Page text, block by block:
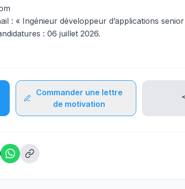
: « Ingénieur développeur d’applications
: 06 juillet 2026.
Commander une lettre
de motivation